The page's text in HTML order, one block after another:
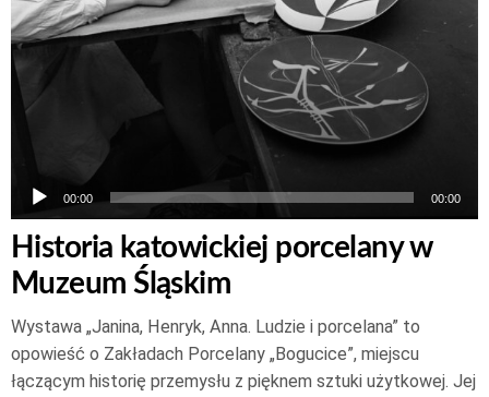
00:00 00:00
Historia katowickiej porcelany w
Muzeum Śląskim
Wystawa „Janina, Henryk, Anna. Ludzie i porcelana” to
opowieść o Zakładach Porcelany „Bogucice”, miejscu
łączącym historię przemysłu z pięknem sztuki użytkowej. Jej